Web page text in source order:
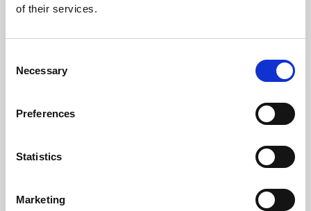
of their services.
Selection
Necessary
Preferences
Statistics
Marketing